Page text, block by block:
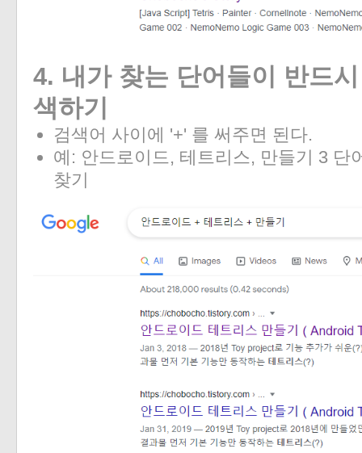
4. 내가 찾는 단어들이 반드
색하기
검색어 사이에 '+' 를 써주면 된다.
예: 안드로이드, 테트리스, 만들기 3 단
찾기